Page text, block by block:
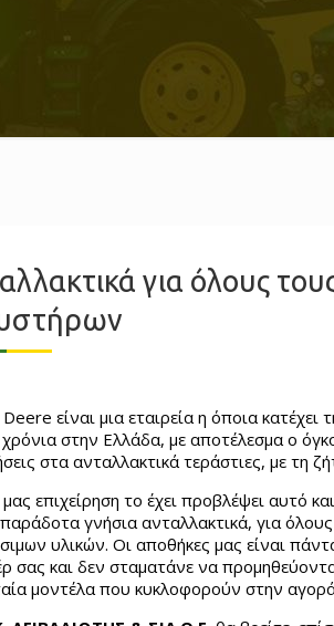
για όλους
είναι μια εταιρεία η όποια
στην Ελλάδα, με αποτέλεσμα ο
στα ανταλλακτικά τεράστιες, με τη
επιχείρηση το έχει προβλέψει αυτό
γνήσια ανταλλακτικά, για
υλικών. Οι αποθήκες μας είναι
σας και δεν σταματάνε να
μοντέλα που κυκλοφορούν στην